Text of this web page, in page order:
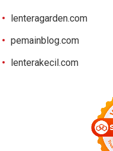
lenteragarden.com
pemainblog.com
lenterakecil.com